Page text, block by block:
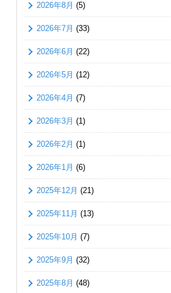
2026年8月 (5)
2026年7月 (33)
2026年6月 (22)
2026年5月 (12)
2026年4月 (7)
2026年3月 (1)
2026年2月 (1)
2026年1月 (6)
2025年12月 (21)
2025年11月 (13)
2025年10月 (7)
2025年9月 (32)
2025年8月 (48)